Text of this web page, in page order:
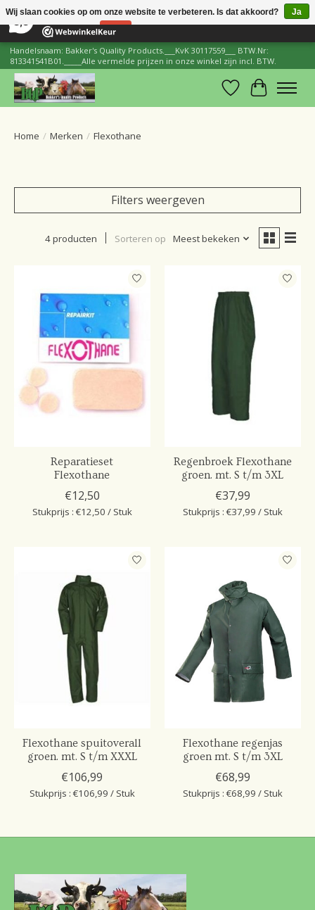
206 Reviews ×
Handelsnaam: Bakker's Quality Products.___KvK 30117559___ BTW.Nr:
813341541B01._____Alle vermelde prijzen in onze winkel zijn incl. BTW.
Verlanglijst
Home / Merken / Flexothane
Filters weergeven
4 producten Sorteren op Meest bekeken
Reparatieset
Flexothane
€12,50
Stukprijs : €12,50 / Stuk
Regenbroek Flexothane
groen. mt. S t/m 3XL
€37,99
Stukprijs : €37,99 / Stuk
Flexothane spuitoverall
groen. mt. S t/m XXXL
€106,99
Stukprijs : €106,99 / Stuk
Flexothane regenjas
groen mt. S t/m 3XL
€68,99
Stukprijs : €68,99 / Stuk
Wij slaan cookies op om onze website te verbeteren. Is dat akkoord?
Ja
Nee